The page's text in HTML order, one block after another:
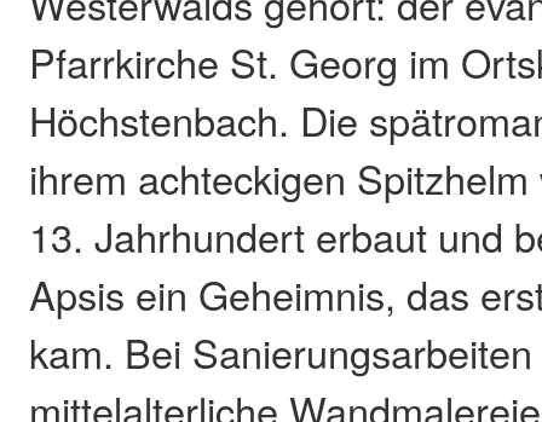
Pfarrkirche St. Georg im
Höchstenbach. Die
ihrem achteckigen
13. Jahrhundert erbaut und
Apsis ein Geheimnis, das
kam. Bei
mittelalterliche